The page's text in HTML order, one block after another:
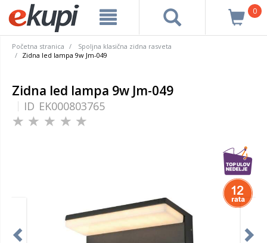
0
Početna stranica
Spoljna klasična zidna rasveta
Zidna led lampa 9w Jm-049
Zidna led lampa 9w Jm-049
ID EK000803765